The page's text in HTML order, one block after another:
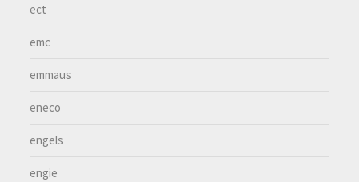
ect
emc
emmaus
eneco
engels
engie